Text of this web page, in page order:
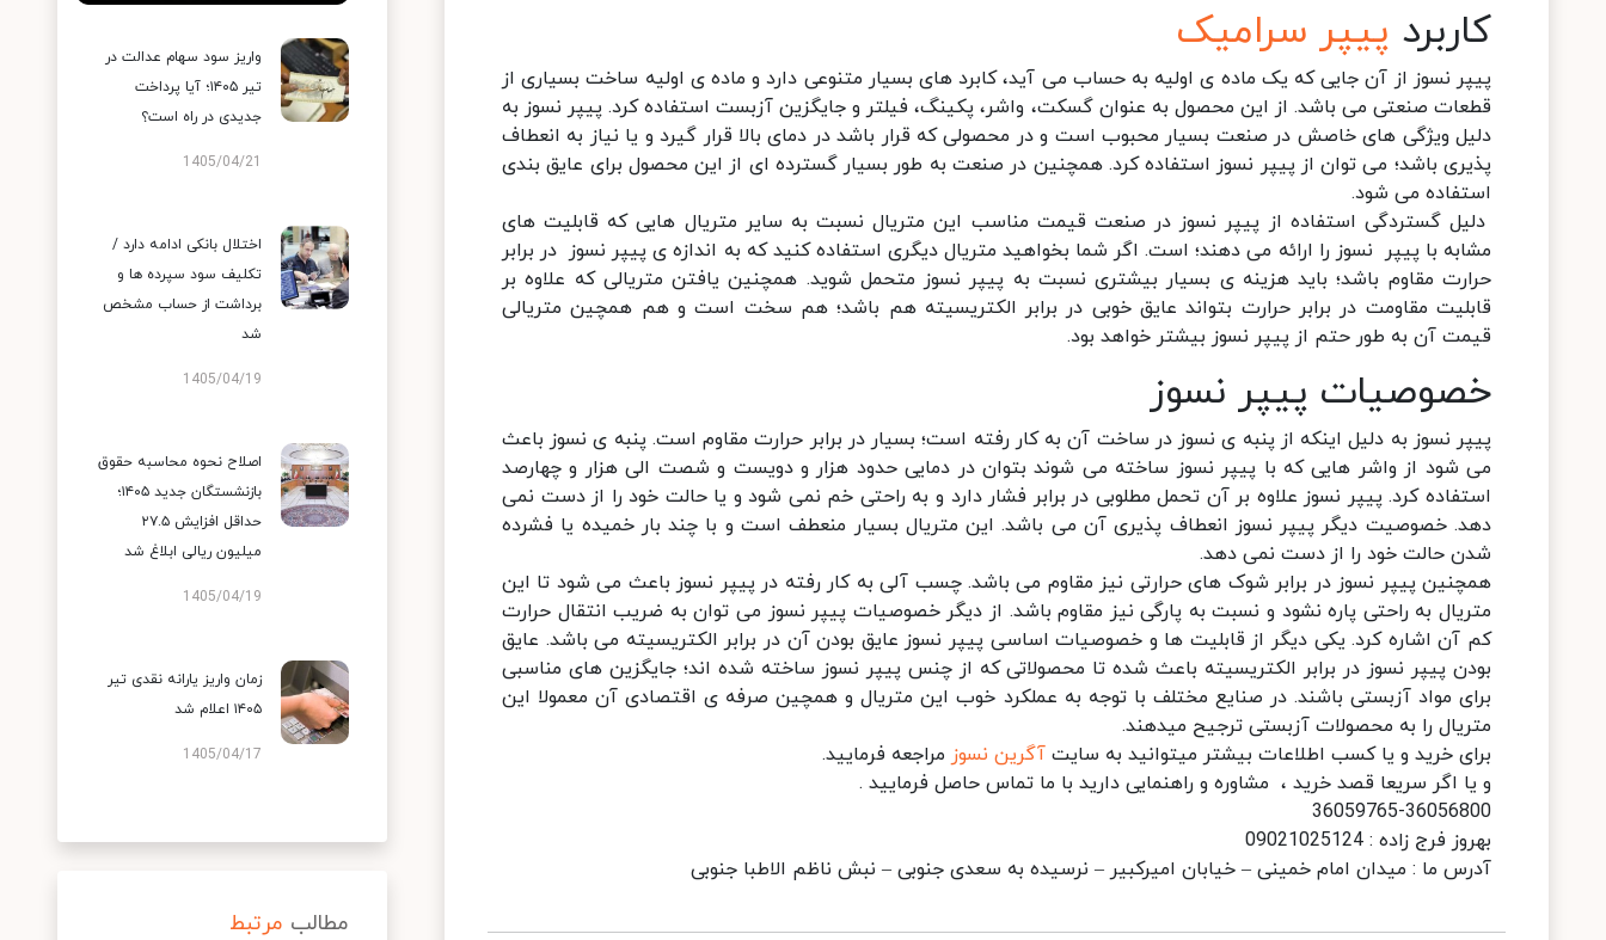
کاربرد پیپر سرامیک
پیپر نسوز از آن جایی که یک ماده ی اولیه به حساب می آید، کابرد های بسیار متنوعی دارد و ماده ی اولیه ساخت بسیاری از
قطعات صنعتی می باشد. از این محصول به عنوان گسکت، واشر، پکینگ، فیلتر و جایگزین آزبست استفاده کرد. پیپر نسوز به
دلیل ویژگی های خاصش در صنعت بسیار محبوب است و در محصولی که قرار باشد در دمای بالا قرار گیرد و یا نیاز به انعطاف
پذیری باشد؛ می‌ توان از پیپر نسوز استفاده کرد. همچنین در صنعت به طور بسیار گسترده ای از این محصول برای عایق بندی
استفاده می شود.
دلیل گستردگی استفاده از پیپر نسوز در صنعت قیمت مناسب این متریال نسبت به سایر متریال هایی که قابلیت های
مشابه با پیپر نسوز را ارائه می دهند؛ است. اگر شما بخواهید متریال دیگری استفاده کنید که به اندازه ی پیپر نسوز در برابر
حرارت مقاوم باشد؛ باید هزینه ی بسیار بیشتری نسبت به پیپر نسوز متحمل شوید. همچنین یافتن متریالی که علاوه بر
قابلیت مقاومت در برابر حرارت بتواند عایق خوبی در برابر الکتریسیته هم باشد؛ هم سخت است و هم همچین متریالی
قیمت آن به طور حتم از پیپر نسوز بیشتر خواهد بود.
خصوصیات پیپر نسوز
پیپر نسوز به دلیل اینکه از پنبه ی نسوز در ساخت آن به کار رفته است؛ بسیار در برابر حرارت مقاوم است. پنبه ی نسوز باعث
می شود از واشر هایی که با پیپر نسوز ساخته می شوند بتوان در دمایی حدود هزار و دویست و شصت الی هزار و چهارصد
استفاده کرد. پیپر نسوز علاوه بر آن تحمل مطلوبی در برابر فشار دارد و به راحتی خم نمی شود و یا حالت خود را از دست نمی
دهد. خصوصیت دیگر پیپر نسوز انعطاف پذیری آن می باشد. این متریال بسیار منعطف است و با چند بار خمیده یا فشرده
شدن حالت خود را از دست نمی دهد.
همچنین پیپر نسوز در برابر شوک های حرارتی نیز مقاوم می باشد. چسب آلی به کار رفته در پیپر نسوز باعث می شود تا این
متریال به راحتی پاره نشود و نسبت به پارگی نیز مقاوم باشد. از دیگر خصوصیات پیپر نسوز می توان به ضریب انتقال حرارت
کم آن اشاره کرد. یکی دیگر از قابلیت ها و خصوصیات اساسی پیپر نسوز عایق بودن آن در برابر الکتریسیته می باشد. عایق
بودن پیپر نسوز در برابر الکتریسیته باعث شده تا محصولاتی که از چنس پیپر نسوز ساخته شده اند؛ جایگزین های مناسبی
برای مواد آزبستی باشند. در صنایع مختلف با توجه به عملکرد خوب این متریال و همچین صرفه ی اقتصادی آن معمولا این
متریال را به محصولات آزبستی ترجیح میدهند.
برای خرید و یا کسب اطلاعات بیشتر میتوانید به سایت آگرین نسوز مراجعه فرمایید.
و یا اگر سریعا قصد خرید ، مشاوره و راهنمایی دارید با ما تماس حاصل فرمایید .
36059765-36056800
بهروز فرج زاده : 09021025124
آدرس ما : میدان امام خمینی – خیابان امیرکبیر – نرسیده به سعدی جنوبی – نبش ناظم الاطبا جنوبی
واریز سود سهام عدالت در
تیر ۱۴۰۵؛ آیا پرداخت
جدیدی در راه است؟
1405/04/21
اختلال بانکی ادامه دارد /
تکلیف سود سپرده ها و
برداشت از حساب مشخص
شد
1405/04/19
اصلاح نحوه محاسبه حقوق
بازنشستگان جدید ۱۴۰۵؛
حداقل افزایش ۲۷.۵
میلیون ریالی ابلاغ شد
1405/04/19
زمان واریز یارانه نقدی تیر
۱۴۰۵ اعلام شد
1405/04/17
مطالب مرتبط